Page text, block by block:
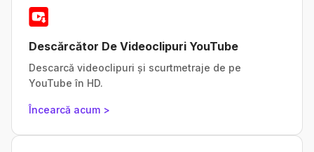
Descărcător De Videoclipuri YouTube
Descarcă videoclipuri și scurtmetraje de pe
YouTube în HD.
Încearcă acum >